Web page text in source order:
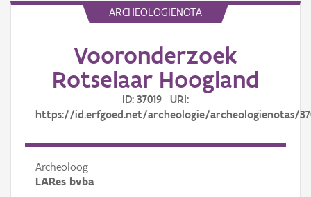
ARCHEOLOGIENOTA
Vooronderzoek
Rotselaar Hoogland
ID: 37019 URI:
https://id.erfgoed.net/archeologie/archeologienotas/
Archeoloog
LARes bvba